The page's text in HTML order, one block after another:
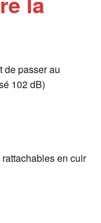
de passer au
102 dB)
en cuir